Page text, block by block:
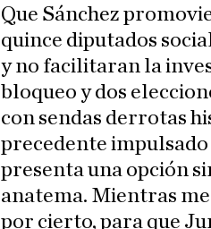
Que Sánchez
quince diputados
y no facilitaran la
bloqueo y dos
con sendas derrotas
precedente
presenta una opción
anatema. Mientras
por cierto, para que